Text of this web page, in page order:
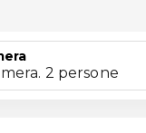
2 persone